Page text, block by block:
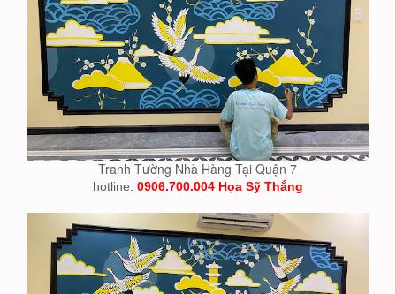
Tranh Tường Nhà Hàng Tại Quận 7
hotline: 0906.700.004 Họa Sỹ Thắng